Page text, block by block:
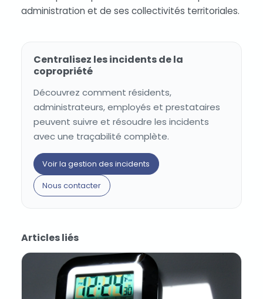
administration et de ses collectivités territoriales.
Centralisez les incidents de la
copropriété
Découvrez comment résidents,
administrateurs, employés et prestataires
peuvent suivre et résoudre les incidents
avec une traçabilité complète.
Voir la gestion des incidents
Nous contacter
Articles liés